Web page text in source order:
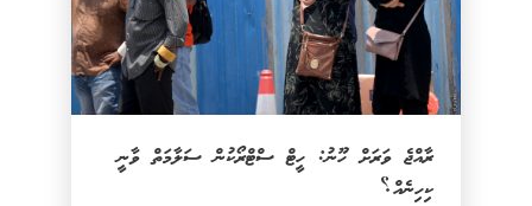
ރާއްޖެ ވަރަށް ހޫނު: ހީޓް ސްޓްރޯކުން ސަލާމަތް ވާނީ
ކިހިނެއް؟